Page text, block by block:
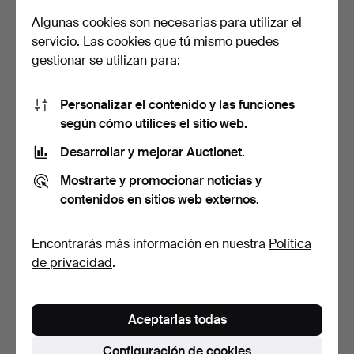
WILHELM WAGENFELD.
Subastado 2 abr 2023
12 pujas
342 USD
OSCAR TUSQUETS. Alessi,
Subastado 2 abr 2023
289 USD
Algunas cookies son necesarias para utilizar el
servicio. Las cookies que tú mismo puedes
gestionar se utilizan para:
Personalizar el contenido y las funciones
según cómo utilices el sitio web.
Desarrollar y mejorar Auctionet.
Mostrarte y promocionar noticias y
contenidos en sitios web externos.
Encontrarás más información en nuestra Política
de privacidad.
Aceptarlas todas